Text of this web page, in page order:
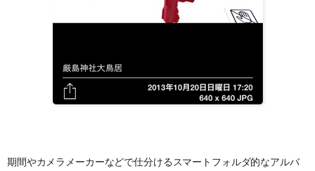
期間やカメラメーカーなどで仕分けるスマートフォルダ的なアルバ